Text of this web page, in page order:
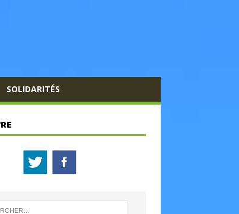
SOLIDARITÉS